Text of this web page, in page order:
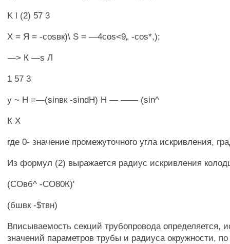
K l (2) 57 3
X = Я = -cosвк)\ S = —4cos<9„ -cos*,);
—> К —s Л
1 57 3
у ~ H =—(sinвк -sindH) Н — —— (sin^
К X
где 0- значение промежуточного угла искривления,
Из формул (2) выражается радиус искривления
(СОвб^ -СО80К)'
(бшвк -$твн)
Вписываемость секций трубопровода определяется,
значений параметров трубы и радиуса окружности, по